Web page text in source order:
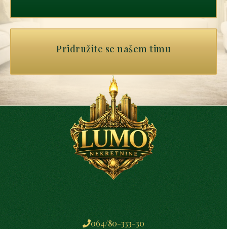
Pridružite se našem timu
064/80-333-30